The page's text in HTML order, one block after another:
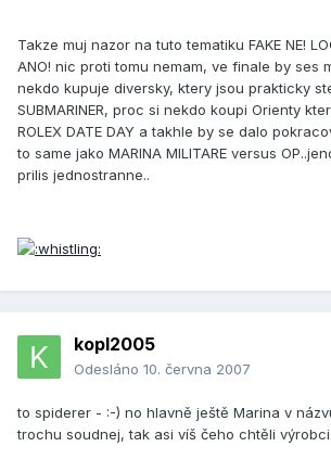
Takze muj nazor na tuto tematiku FAKE NE!
ANO! nic proti tomu nemam, ve finale by ses
nekdo kupuje diversky, ktery jsou prakticky
SUBMARINER, proc si nekdo koupi Orienty
ROLEX DATE DAY a takhle by se dalo
to same jako MARINA MILITARE versus
prilis jednostranne..
kopl2005
Odesláno 10. června 2007
to spiderer - :-) no hlavně ještě Marina v
trochu soudnej, tak asi víš čeho chtěli